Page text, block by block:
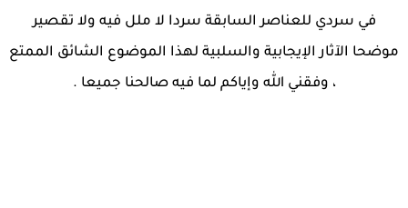
في سردي للعناصر السابقة سردا لا ملل فيه ولا تقصير
موضحا الآثار الإيجابية والسلبية لهذا الموضوع الشائق الممتع
، وفقني الله وإياكم لما فيه صالحنا جميعا .